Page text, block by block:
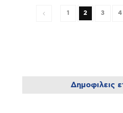
1 2 3 4
Δημοφιλεις